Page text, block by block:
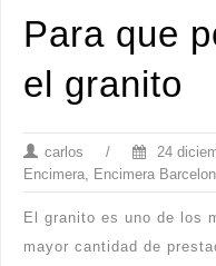
Para que
el granito
carlos / 24
Encimera, Encimera
El granito es uno de los
mayor cantidad de